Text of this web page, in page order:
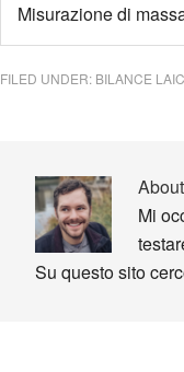
Misurazione di
FILED UNDER: BILANCE
About
Mi
Su questo sito